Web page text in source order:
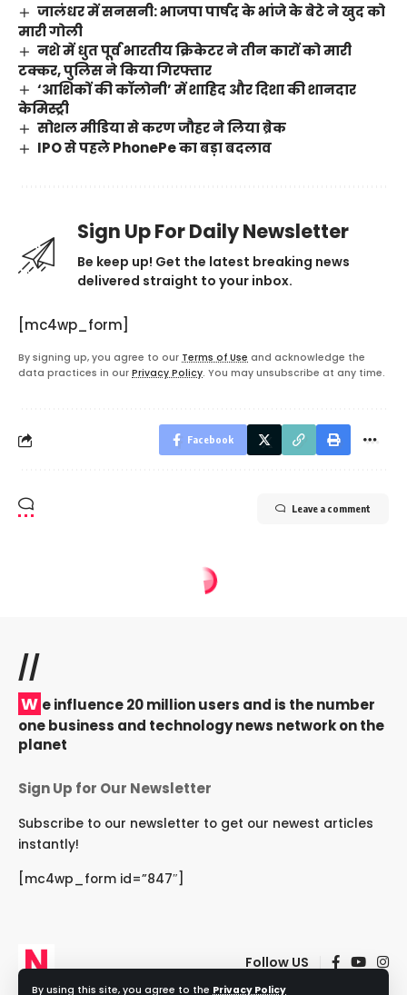
By using this site, you agree to the Privacy Policy
जालंधर में सनसनी: भाजपा पार्षद के भांजे के बेटे ने खुद को
मारी गोली
नशे में धुत पूर्व भारतीय क्रिकेटर ने तीन कारों को मारी
टक्कर, पुलिस ने किया गिरफ्तार
‘आशिकों की कॉलोनी’ में शाहिद और दिशा की शानदार
केमिस्ट्री
सोशल मीडिया से करण जौहर ने लिया ब्रेक
IPO से पहले PhonePe का बड़ा बदलाव
Sign Up For Daily Newsletter
Be keep up! Get the latest breaking news
delivered straight to your inbox.
[mc4wp_form]
By signing up, you agree to our Terms of Use and acknowledge the
data practices in our Privacy Policy. You may unsubscribe at any time.
Facebook
Leave a comment
//
W e influence 20 million users and is the number
one business and technology news network on the
planet
Sign Up for Our Newsletter
Subscribe to our newsletter to get our newest articles
instantly!
[mc4wp_form id=”847″]
Follow US